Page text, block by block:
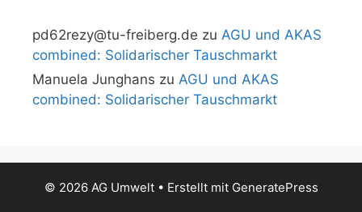
pd62rezy@tu-freiberg.de zu AGU und AKAS
combined: Solidarischer Tauschmarkt
Manuela Junghans zu AGU und AKAS
combined: Solidarischer Tauschmarkt
© 2026 AG Umwelt• Erstellt mit GeneratePress